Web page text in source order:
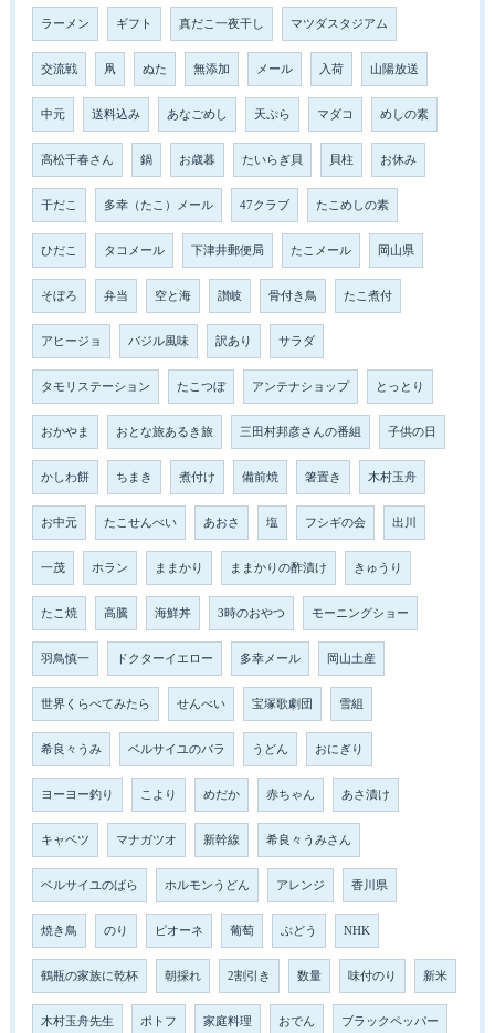
ラーメン ギフト 真だこ一夜干し マツダスタジアム
交流戦 凧 ぬた 無添加 メール 入荷 山陽放送
中元 送料込み あなごめし 天ぷら マダコ めしの素
高松千春さん 鍋 お歳暮 たいらぎ貝 貝柱 お休み
干だこ 多幸（たこ）メール 47クラブ たこめしの素
ひだこ タコメール 下津井郵便局 たこメール 岡山県
そぼろ 弁当 空と海 讃岐 骨付き鳥 たこ煮付
アヒージョ バジル風味 訳あり サラダ
タモリステーション たこつぼ アンテナショップ とっとり
おかやま おとな旅あるき旅 三田村邦彦さんの番組 子供の日
かしわ餅 ちまき 煮付け 備前焼 箸置き 木村玉舟
お中元 たこせんべい あおさ 塩 フシギの会 出川
一茂 ホラン ままかり ままかりの酢漬け きゅうり
たこ焼 高騰 海鮮丼 3時のおやつ モーニングショー
羽鳥慎一 ドクターイエロー 多幸メール 岡山土産
世界くらべてみたら せんべい 宝塚歌劇団 雪組
希良々うみ ベルサイユのバラ うどん おにぎり
ヨーヨー釣り こより めだか 赤ちゃん あさ漬け
キャベツ マナガツオ 新幹線 希良々うみさん
ベルサイユのばら ホルモンうどん アレンジ 香川県
焼き鳥 のり ピオーネ 葡萄 ぶどう NHK
鶴瓶の家族に乾杯 朝採れ 2割引き 数量 味付のり 新米
木村玉舟先生 ポトフ 家庭料理 おでん ブラックペッパー